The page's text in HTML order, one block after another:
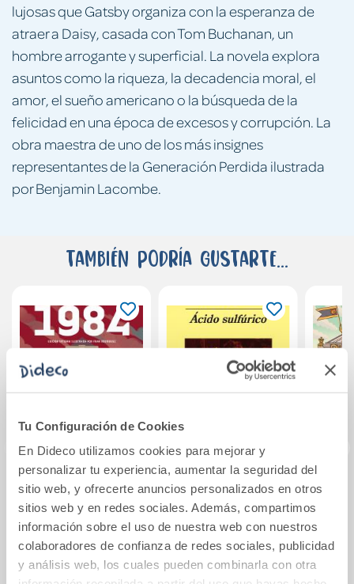
Tu Configuración de Cookies
En Dideco utilizamos cookies para mejorar y
personalizar tu experiencia, aumentar la seguridad del
sitio web, y ofrecerte anuncios personalizados en otros
sitios web y en redes sociales. Además, compartimos
información sobre el uso de nuestra web con nuestros
colaboradores de confianza de redes sociales, publicidad
y análisis web, los cuales pueden combinarla con otra
lujosas que Gatsby organiza con la esperanza de
atraer a Daisy, casada con Tom Buchanan, un
hombre arrogante y superficial. La novela explora
asuntos como la riqueza, la decadencia moral, el
amor, el sueño americano o la búsqueda de la
felicidad en una época de excesos y corrupción. La
obra maestra de uno de los más insignes
representantes de la Generación Perdida ilustrada
por Benjamin Lacombe.
También podría gustarte...
1984 (edición
íntegra e ilustrada)
(Colección
Alfaguara
Clásicos)
16,95€
1. EL MISTERIO DE
LA CALLE
MORGUE
13,50€